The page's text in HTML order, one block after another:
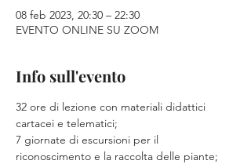
08 feb 2023, 20:30 – 22:30
EVENTO ONLINE SU ZOOM
Info sull'evento
32 ore di lezione con materiali didattici
cartacei e telematici;
7 giornate di escursioni per il
riconoscimento e la raccolta delle piante;